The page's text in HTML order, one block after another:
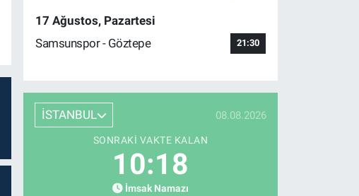
17 Ağustos, Pazartesi
Samsunspor - Göztepe
21:30
İSTANBUL 08.08.2026
SONRAKI VAKTE KALAN
10:17
İmsak Namazı